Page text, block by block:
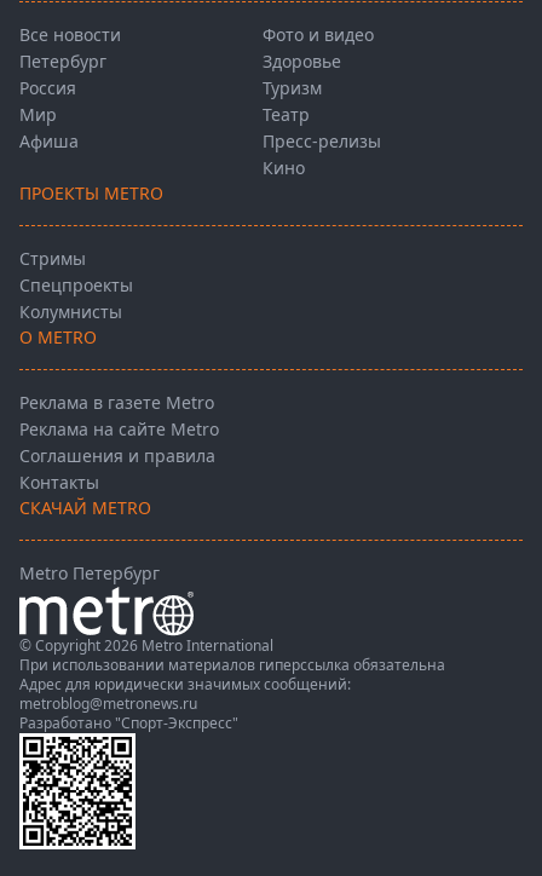
Все новости
Петербург
Россия
Мир
Афиша
Фото и видео
Здоровье
Туризм
Театр
Пресс-релизы
Кино
ПРОЕКТЫ METRO
Стримы
Спецпроекты
Колумнисты
О METRO
Реклама в газете Metro
Реклама на сайте Metro
Соглашения и правила
Контакты
СКАЧАЙ METRO
Metro Петербург
© Copyright 2026 Metro International
При использовании материалов гиперссылка обязательна
Адрес для юридически значимых сообщений:
metroblog@metronews.ru
Разработано "Спорт-Экспресс"